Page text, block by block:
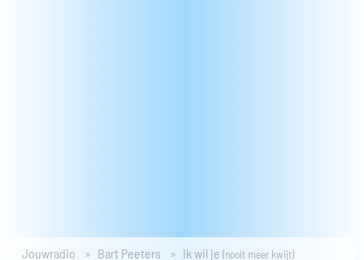
Jouwradio Bart Peeters Ik wil je(nooit meer kwijt)